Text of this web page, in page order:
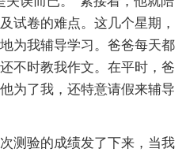
试卷的难点。这几个星期，
为我辅导学习。爸爸每天都
不时教我作文。在平时，爸
为了我，还特意请假来辅导
测验的成绩发了下来，当我